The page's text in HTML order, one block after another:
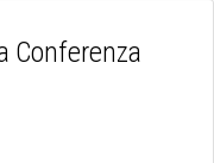
Conferenza